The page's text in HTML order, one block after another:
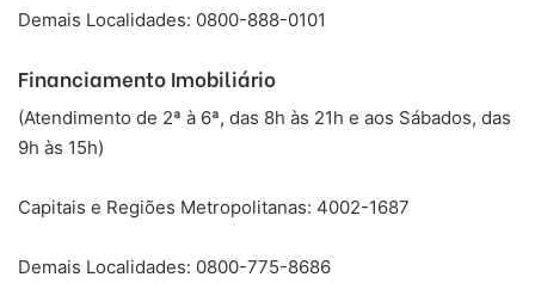
Demais Localidades: 0800-888-0101
Financiamento Imobiliário
(Atendimento de 2ª à 6ª, das 8h às 21h e aos Sábados, das
9h às 15h)
Capitais e Regiões Metropolitanas: 4002-1687
Demais Localidades: 0800-775-8686